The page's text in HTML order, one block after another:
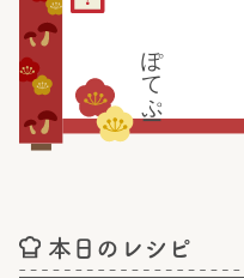
ぽてぷー
本日のレシピ